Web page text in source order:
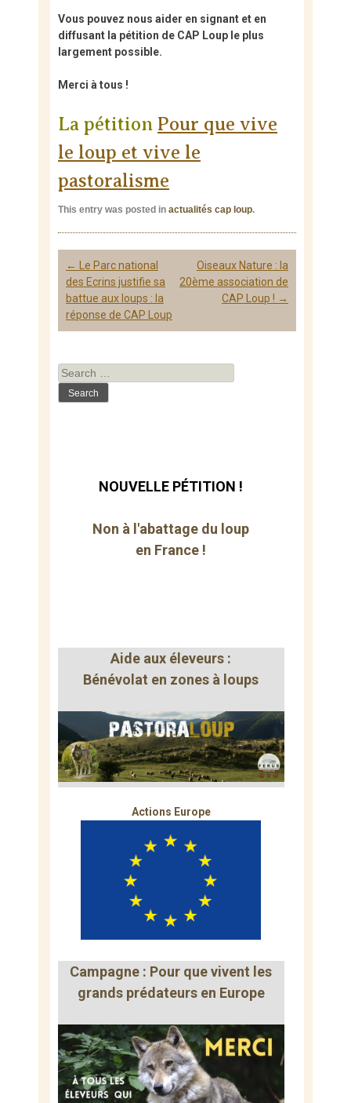
Vous pouvez nous aider en signant et en
diffusant la pétition de CAP Loup le plus
largement possible.
Merci à tous !
La pétition Pour que vive
le loup et vive le
pastoralisme
This entry was posted in actualités cap loup.
Post
navigation
←
Le Parc national
des Ecrins justifie sa
battue aux loups : la
réponse de CAP Loup
Oiseaux Nature : la
20ème association de
CAP Loup ! →
Search
for:
NOUVELLE PÉTITION !
Non à l'abattage du loup
en France !
Aide aux éleveurs :
Bénévolat en zones à loups
Actions Europe
Campagne : Pour que vivent les
grands prédateurs en Europe